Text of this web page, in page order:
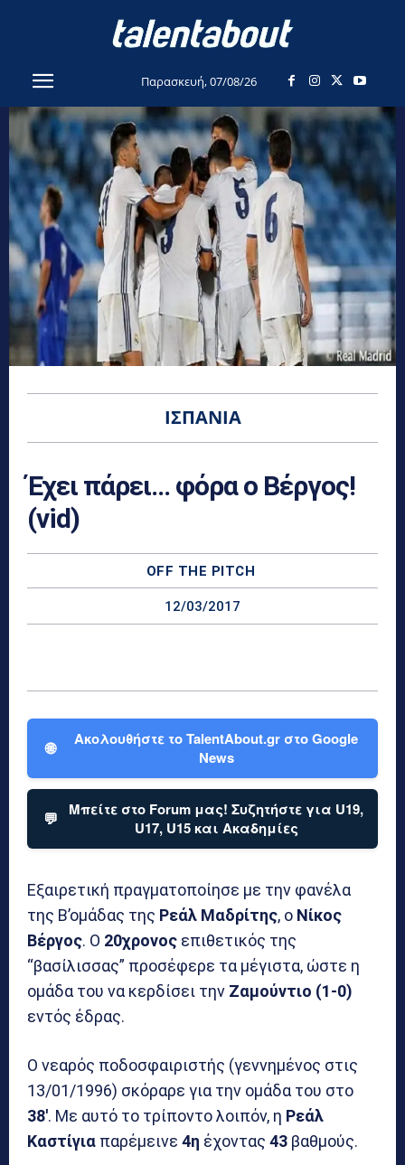
Παρασκευή, 07/08/26
ΙΣΠΑΝΊΑ
Έχει πάρει… φόρα ο Βέργος!
(vid)
OFF THE PITCH
12/03/2017
🌐
Ακολουθήστε το TalentAbout.gr στο Google
News
💬
Μπείτε στο Forum μας! Συζητήστε για U19,
U17, U15 και Ακαδημίες
Εξαιρετική πραγματοποίησε με την φανέλα
της Β’ομάδας της Ρεάλ Μαδρίτης, ο Νίκος
Βέργος. Ο 20χρονος επιθετικός της
“βασίλισσας” προσέφερε τα μέγιστα, ώστε η
ομάδα του να κερδίσει την Ζαμούντιο (1-0)
εντός έδρας.
Ο νεαρός ποδοσφαιριστής (γεννημένος στις
13/01/1996) σκόραρε για την ομάδα του στο
38′. Με αυτό το τρίποντο λοιπόν, η Ρεάλ
Καστίγια παρέμεινε 4η έχοντας 43 βαθμούς.